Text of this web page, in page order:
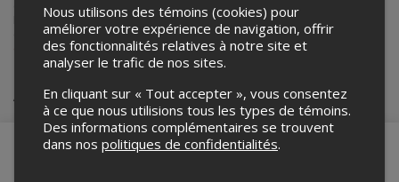
événements.
Pour plus d’information à propos de cet événement, veuillez
contacter l’organisateur de l’événement, Arcmaniac, à
etiennecote@lumicom.ca.
Achat de billets
Nous utilisons des témoins (cookies) pour
améliorer votre expérience de navigation, offrir
des fonctionnalités relatives à notre site et
analyser le trafic de nos sites.
En cliquant sur « Tout accepter », vous consentez
à ce que nous utilisions tous les types de témoins.
Des informations complémentaires se trouvent
dans nos politiques de confidentialités.